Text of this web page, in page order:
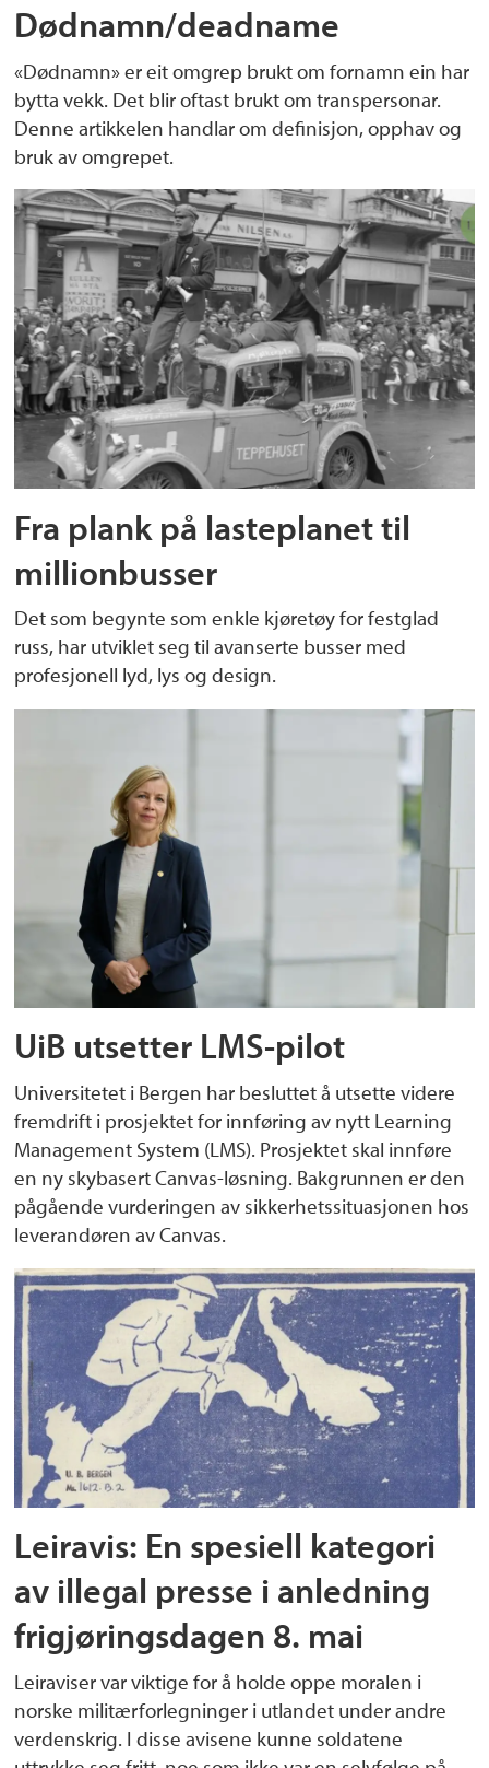
Dødnamn/deadname
«Dødnamn» er eit omgrep brukt om fornamn ein har
bytta vekk. Det blir oftast brukt om transpersonar.
Denne artikkelen handlar om definisjon, opphav og
bruk av omgrepet.
Fra plank på lasteplanet til
millionbusser
Det som begynte som enkle kjøretøy for festglad
russ, har utviklet seg til avanserte busser med
profesjonell lyd, lys og design.
UiB utsetter LMS-pilot
Universitetet i Bergen har besluttet å utsette videre
fremdrift i prosjektet for innføring av nytt Learning
Management System (LMS). Prosjektet skal innføre
en ny skybasert Canvas-løsning. Bakgrunnen er den
pågående vurderingen av sikkerhetssituasjonen hos
leverandøren av Canvas.
Leiravis: En spesiell kategori
av illegal presse i anledning
frigjøringsdagen 8. mai
Leiraviser var viktige for å holde oppe moralen i
norske militærforlegninger i utlandet under andre
verdenskrig. I disse avisene kunne soldatene